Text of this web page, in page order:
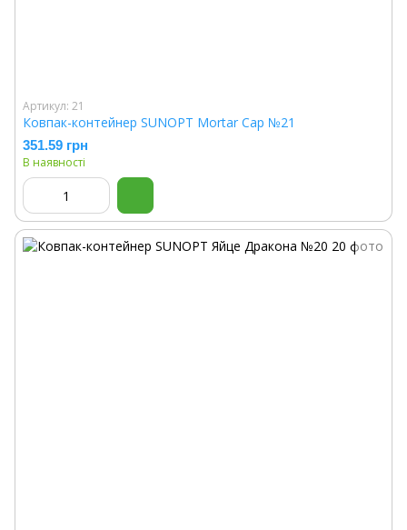
Артикул: 21
Ковпак-контейнер SUNOPT Mortar Cap №21
351.59 грн
В наявності